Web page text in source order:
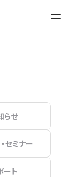
らせ
セミナー
ート